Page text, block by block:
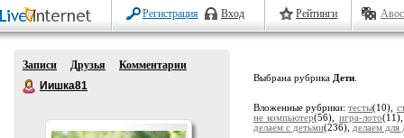
Регистрация Вход Рейтинги
Записи Друзья
Комментарии
Иишка81
Выбрана рубрика Дети
Вложенные рубрики:тесты(10),
не компьютер(56), игра-лото
делаем с детьми(236), делаем для